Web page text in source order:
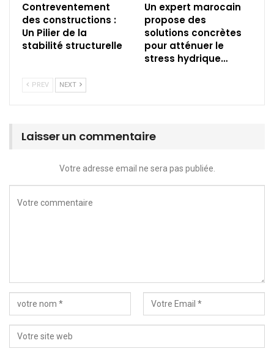
Contreventement
des constructions :
Un Pilier de la
stabilité structurelle
Un expert marocain
propose des
solutions concrètes
pour atténuer le
stress hydrique…
PREV NEXT
Laisser un commentaire
Votre adresse email ne sera pas publiée.